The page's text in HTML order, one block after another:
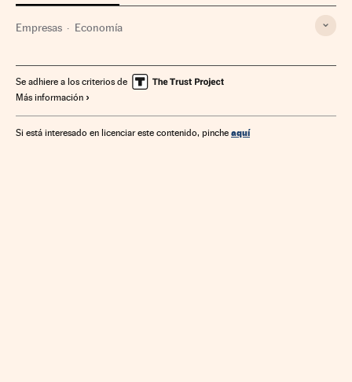
Empresas Economía
Se adhiere a los criterios de
Más información
Si está interesado en licenciar este contenido, pinche aquí